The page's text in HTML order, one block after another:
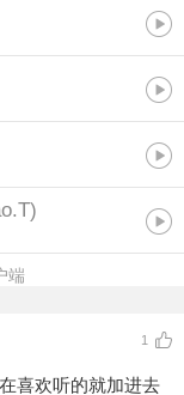
)
端
1
喜欢听的就加进去